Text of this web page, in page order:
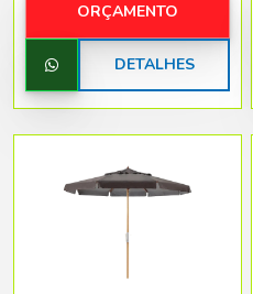
ORÇAMENTO
DETALHES